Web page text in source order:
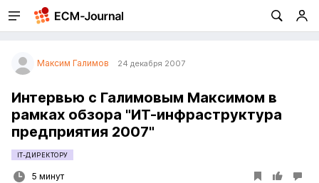
Максим Галимов 24 декабря 2007
Интервью с Галимовым Максимом в
рамках обзора "ИТ-инфраструктура
предприятия 2007"
IT-ДИРЕКТОРУ
5 минут